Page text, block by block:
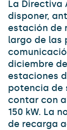
La Directiva
disponer,
estación de
largo de las
diciembre
estaciones
potencia de
contar con
150 kW. La
de recarga